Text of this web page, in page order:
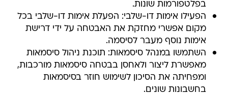
בפלטפורמות שונות.
הפעילו אימות דו-שלבי: הפעלת אימות דו-שלבי בכל
מקום אפשרי מחזקת את האבטחה על ידי דרישת
אימות נוסף מעבר לסיסמה.
השתמשו במנהל סיסמאות: תוכנת ניהול סיסמאות
מאפשרת ליצור ולאחסן בבטחה סיסמאות מורכבות,
ומפחיתה את הסיכון לשימוש חוזר בסיסמאות
בחשבונות שונים.